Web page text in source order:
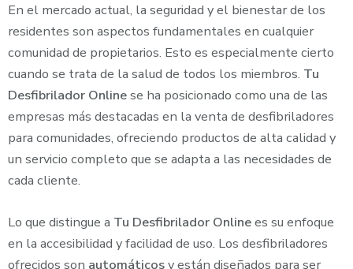
En el mercado actual, la seguridad y el bienestar de los
residentes son aspectos fundamentales en cualquier
comunidad de propietarios. Esto es especialmente cierto
cuando se trata de la salud de todos los miembros. Tu
Desfibrilador Onlinese ha posicionado como una de las
empresas más destacadas en la venta de desfibriladores
para comunidades, ofreciendo productos de alta calidad y
un servicio completo que se adapta a las necesidades de
cada cliente.
Lo que distingue a Tu Desfibrilador Onlinees su enfoque
en la accesibilidad y facilidad de uso. Los desfibriladores
ofrecidos son automáticosy están diseñados para ser